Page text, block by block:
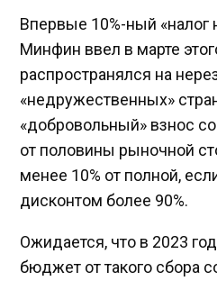
Впервые 10%-ный «налог
Минфин ввел в марте
распространялся на
«недружественных»
«добровольный» взнос
от половины рыночной
менее 10% от полной,
дисконтом более 90%.
Ожидается, что в 2023
бюджет от такого сбора